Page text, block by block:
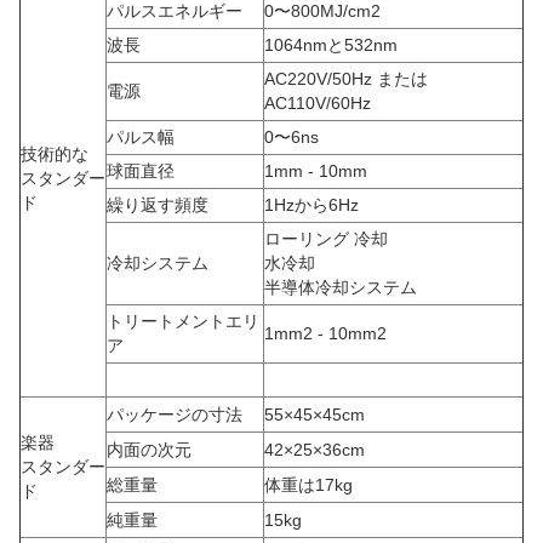
技術的な
スタンダー
ド
パルスエネルギー
0〜800MJ/cm2
波長
1064nmと532nm
電源
AC220V/50Hz または
AC110V/60Hz
パルス幅
0〜6ns
球面直径
1mm - 10mm
繰り返す頻度
1Hzから6Hz
冷却システム
ローリング 冷却
水冷却
半導体冷却システム
トリートメントエリ
ア
1mm2 - 10mm2
楽器
スタンダー
ド
パッケージの寸法
55×45×45cm
内面の次元
42×25×36cm
総重量
体重は17kg
純重量
15kg